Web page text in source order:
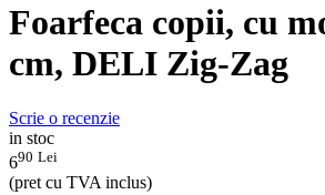
Foarfeca copii, cu
cm, DELI Zig-Zag
Scrie o recenzie
in stoc
690 Lei
(pret cu TVA inclus)